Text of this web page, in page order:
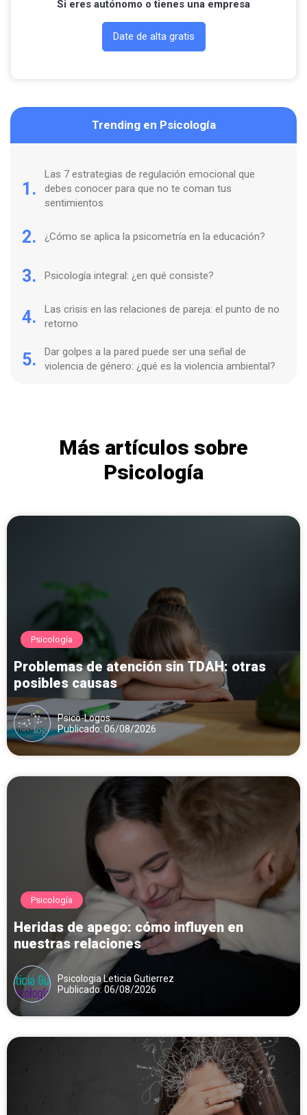
Si eres autónomo o tienes una empresa
Date de alta gratis
Trending en Psicología
1.
Las 7 estrategias de regulación emocional que
debes conocer para que no te coman tus
sentimientos
2. ¿Cómo se aplica la psicometría en la educación?
3. Psicología integral: ¿en qué consiste?
4.
Las crisis en las relaciones de pareja: el punto de no
retorno
5.
Dar golpes a la pared puede ser una señal de
violencia de género: ¿qué es la violencia ambiental?
Más artículos sobre
Psicología
Psicología
Problemas de atención sin TDAH: otras
posibles causas
Psico-Logos
Publicado: 06/08/2026
Psicología
Heridas de apego: cómo influyen en
nuestras relaciones
Psicologia Leticia Gutierrez
Publicado: 06/08/2026